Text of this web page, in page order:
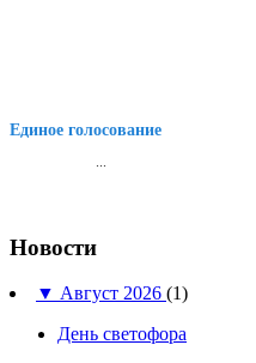
Единое голосование
...
Новости
▼ Август 2026 (1)
День светофора